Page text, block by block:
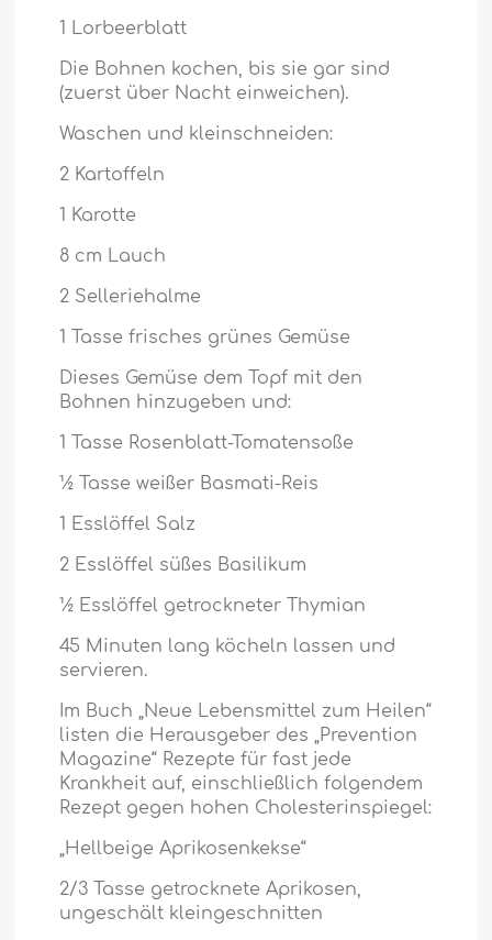
1 Lorbeerblatt
Die Bohnen kochen, bis sie gar sind
(zuerst über Nacht einweichen).
Waschen und kleinschneiden:
2 Kartoffeln
1 Karotte
8 cm Lauch
2 Selleriehalme
1 Tasse frisches grünes Gemüse
Dieses Gemüse dem Topf mit den
Bohnen hinzugeben und:
1 Tasse Rosenblatt-Tomatensoße
½ Tasse weißer Basmati-Reis
1 Esslöffel Salz
2 Esslöffel süßes Basilikum
½ Esslöffel getrockneter Thymian
45 Minuten lang köcheln lassen und
servieren.
Im Buch „Neue Lebensmittel zum Heilen“
listen die Herausgeber des „Prevention
Magazine“ Rezepte für fast jede
Krankheit auf, einschließlich folgendem
Rezept gegen hohen Cholesterinspiegel:
„Hellbeige Aprikosenkekse“
2/3 Tasse getrocknete Aprikosen,
ungeschält kleingeschnitten